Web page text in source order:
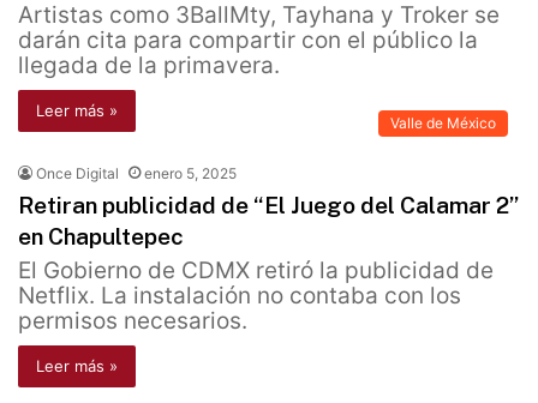
Artistas como 3BallMty, Tayhana y Troker se
darán cita para compartir con el público la
llegada de la primavera.
Leer más »
Valle de México
Once Digital enero 5, 2025
Retiran publicidad de “El Juego del Calamar 2”
en Chapultepec
El Gobierno de CDMX retiró la publicidad de
Netflix. La instalación no contaba con los
permisos necesarios.
Leer más »